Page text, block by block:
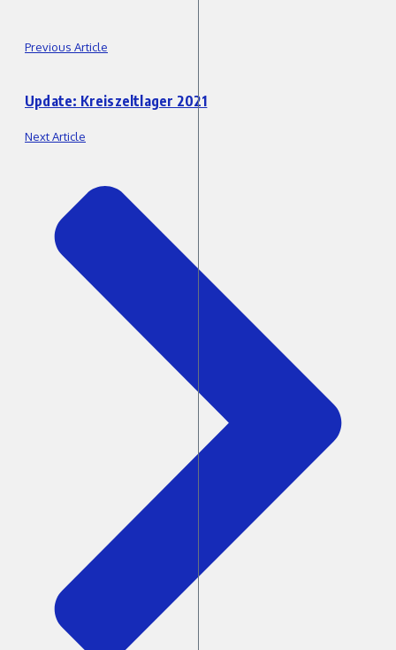
Previous Article
Update: Kreiszeltlager 2021
Next Article